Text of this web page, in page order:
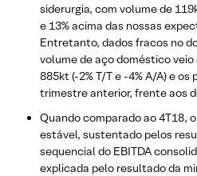
siderurgia, com volume de
e 13% acima das nossas
Entretanto, dados fracos no
volume de aço doméstico veio
885kt (-2% T/T e -4% A/A) e
trimestre anterior, frente aos
Quando comparado ao 4T18,
estável, sustentado pelos
sequencial do EBITDA
explicada pelo resultado da